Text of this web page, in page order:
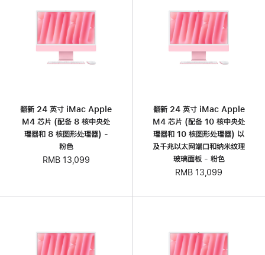
翻新 24 英寸 iMac Apple
M4 芯片 (配备 8 核中央处
理器和 8 核图形处理器) -
粉色
RMB 13,099
翻新 24 英寸 iMac Apple
M4 芯片 (配备 10 核中央处
理器和 10 核图形处理器) 以
及千兆以太网端口和纳米纹理
玻璃面板 - 粉色
RMB 13,099